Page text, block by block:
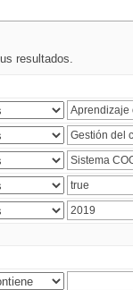
resultados.